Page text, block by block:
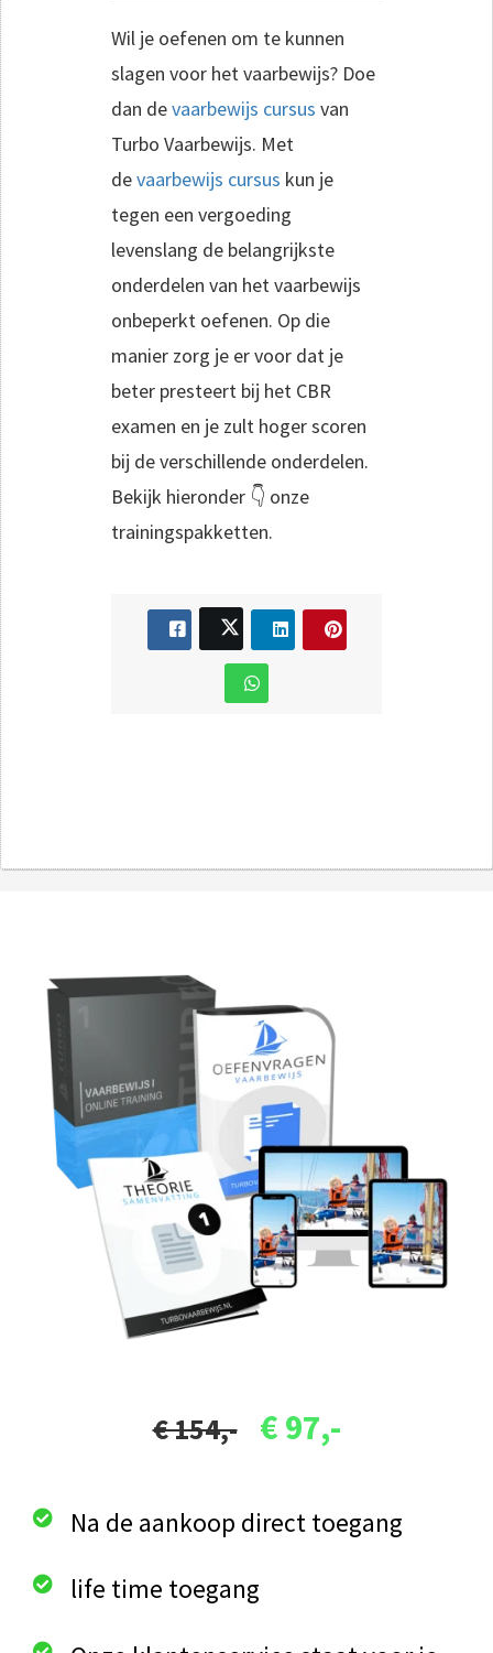
Wil je oefenen om te kunnen
slagen voor het vaarbewijs? Doe
dan devaarbewijs cursus van
Turbo Vaarbewijs. Met
devaarbewijs cursus kun je
tegen een vergoeding
levenslang de belangrijkste
onderdelen van het vaarbewijs
onbeperkt oefenen. Op die
manier zorg je er voor dat je
beter presteert bij het CBR
examen en je zult hoger scoren
bij de verschillende onderdelen.
Bekijk hieronder 👇 onze
trainingspakketten.
€ 154,- € 97,-
Na de aankoop direct toegang
life time toegang